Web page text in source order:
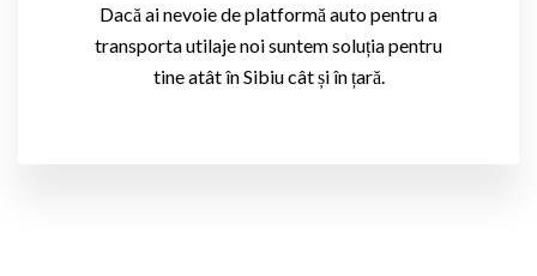
Dacă ai nevoie de platformă auto pentru a
transporta utilaje noi suntem soluția pentru
tine atât în Sibiu cât și în țară.